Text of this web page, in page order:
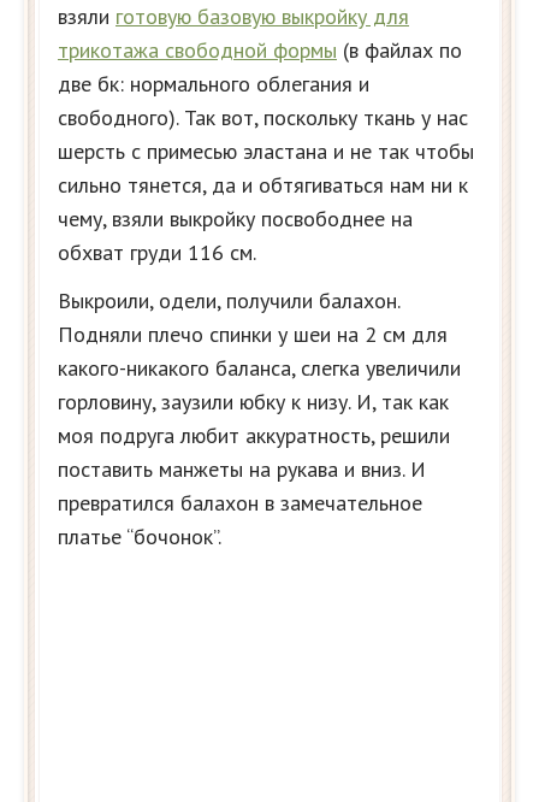
взяли готовую базовую выкройку для
трикотажа свободной формы (в файлах по
две бк: нормального облегания и
свободного). Так вот, поскольку ткань у нас
шерсть с примесью эластана и не так чтобы
сильно тянется, да и обтягиваться нам ни к
чему, взяли выкройку посвободнее на
обхват груди 116 см.
Выкроили, одели, получили балахон.
Подняли плечо спинки у шеи на 2 см для
какого-никакого баланса, слегка увеличили
горловину, заузили юбку к низу. И, так как
моя подруга любит аккуратность, решили
поставить манжеты на рукава и вниз. И
превратился балахон в замечательное
платье “бочонок”.